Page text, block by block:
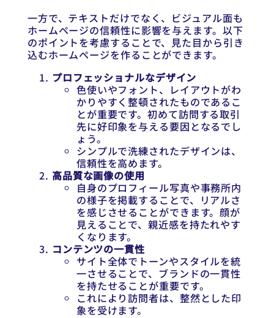
一方で、テキストだけでなく、ビジュアル面も
ホームページの信頼性に影響を与えます。以下
のポイントを考慮することで、見た目から引き
込むホームページを作ることができます。
プロフェッショナルなデザイン
色使いやフォント、レイアウトがわ
かりやすく整頓されたものであるこ
とが重要です。初めて訪問する取引
先に好印象を与える要因となるでし
ょう。
シンプルで洗練されたデザインは、
信頼性を高めます。
高品質な画像の使用
自身のプロフィール写真や事務所内
の様子を掲載することで、リアルさ
を感じさせることができます。顔が
見えることで、親近感を持たれやす
くなります。
コンテンツの一貫性
サイト全体でトーンやスタイルを統
一させることで、ブランドの一貫性
を持たせることが重要です。
これにより訪問者は、整然とした印
象を受けます。